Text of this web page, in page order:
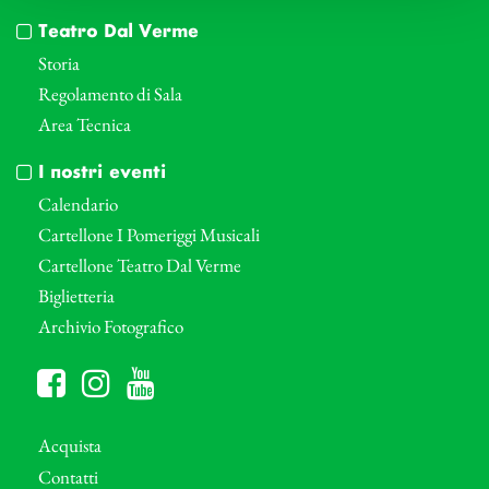
Teatro Dal Verme
Storia
Regolamento di Sala
Area Tecnica
I nostri eventi
Calendario
Cartellone I Pomeriggi Musicali
Cartellone Teatro Dal Verme
Biglietteria
Archivio Fotografico
Acquista
Contatti